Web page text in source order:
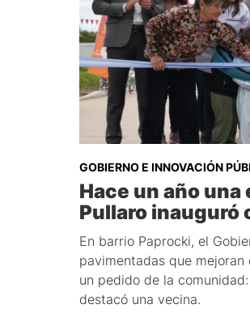
GOBIERNO E INNOVACIÓN
Hace un año
Pullaro inauguró
En barrio Paprocki, el
pavimentadas que
un pedido de la
destacó una vecina.